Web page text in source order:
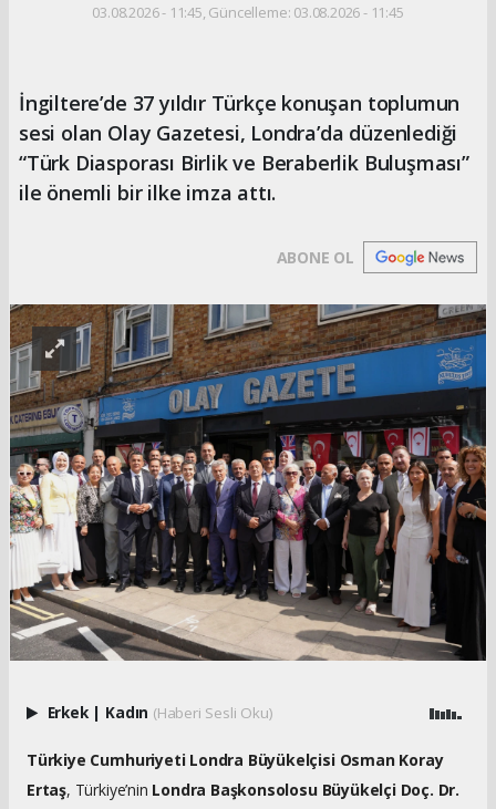
03.08.2026 - 11:45, Güncelleme: 03.08.2026 - 11:45
İngiltere’de 37 yıldır Türkçe konuşan toplumun
sesi olan Olay Gazetesi, Londra’da düzenlediği
“Türk Diasporası Birlik ve Beraberlik Buluşması”
ile önemli bir ilke imza attı.
ABONE OL
Erkek | Kadın (Haberi Sesli Oku)
Türkiye Cumhuriyeti Londra Büyükelçisi Osman Koray
Ertaş, Türkiye’nin Londra Başkonsolosu Büyükelçi Doç. Dr.